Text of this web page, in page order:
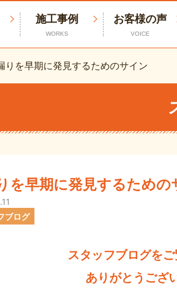
施工事例
WORKS
お客様の声
VOICE
りを早期に発見するためのサイン
を早期に発見するための
ブログ
スタッフブログをご
ありがとうござ